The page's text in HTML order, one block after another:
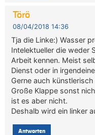
Törö
08/04/2018 14:36
Tja die Linke:) Wasser
Intelektueller die weder
Arbeit kennen. Meist
Dienst oder in
Gerne auch
Große Klappe sonst
ist es aber nicht.
Deshalb wird ein linker
Antworten